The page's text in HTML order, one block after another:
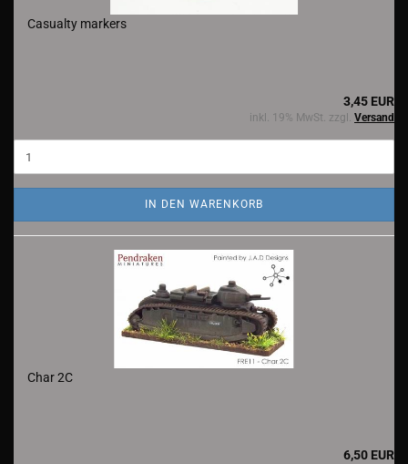
Casualty markers
3,45 EUR
inkl. 19% MwSt. zzgl. Versand
IN DEN WARENKORB
Char 2C
6,50 EUR